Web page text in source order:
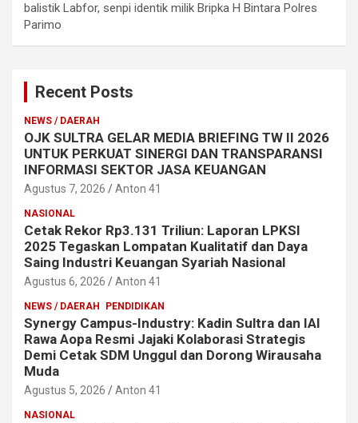
balistik Labfor, senpi identik milik Bripka H Bintara Polres
Parimo
Recent Posts
NEWS / DAERAH
OJK SULTRA GELAR MEDIA BRIEFING TW II 2026
UNTUK PERKUAT SINERGI DAN TRANSPARANSI
INFORMASI SEKTOR JASA KEUANGAN
Agustus 7, 2026 Anton 41
NASIONAL
Cetak Rekor Rp3.131 Triliun: Laporan LPKSI
2025 Tegaskan Lompatan Kualitatif dan Daya
Saing Industri Keuangan Syariah Nasional
Agustus 6, 2026 Anton 41
NEWS / DAERAH PENDIDIKAN
Synergy Campus-Industry: Kadin Sultra dan IAI
Rawa Aopa Resmi Jajaki Kolaborasi Strategis
Demi Cetak SDM Unggul dan Dorong Wirausaha
Muda
Agustus 5, 2026 Anton 41
NASIONAL